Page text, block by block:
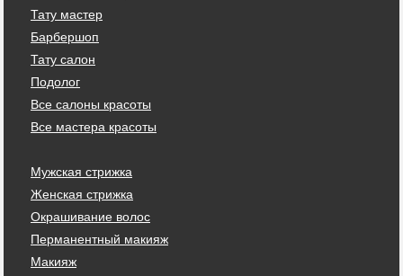
Тату мастер
Барбершоп
Тату салон
Подолог
Все салоны красоты
Все мастера красоты
Мужская стрижка
Женская стрижка
Окрашивание волос
Перманентный макияж
Макияж